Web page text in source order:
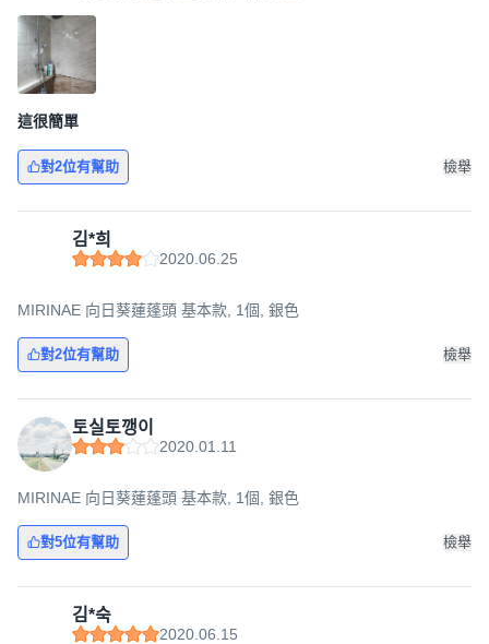
讓您輕鬆享受舒適淋浴體驗。其簡約時尚的設計，搭配多種實
件、蓮蓬頭軟管等。
翻譯內容僅供參考，相關說明應以實際產品標示資訊為準>
這很簡單
對2位有幫助 檢舉
김*희
2020.06.25
MIRINAE 向日葵蓮蓬頭 基本款, 1個, 銀色
對2位有幫助 檢舉
토실토깽이
2020.01.11
MIRINAE 向日葵蓮蓬頭 基本款, 1個, 銀色
對5位有幫助 檢舉
김*숙
2020.06.15